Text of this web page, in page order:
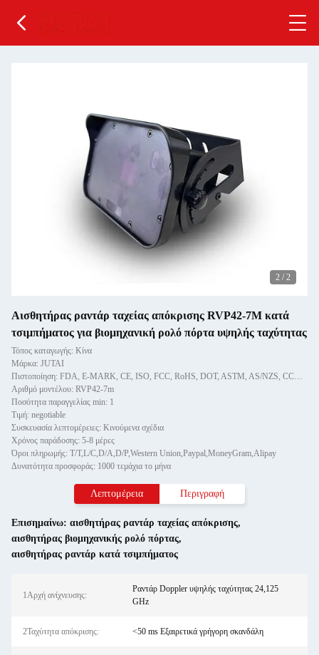
2 / 2
Αισθητήρας ραντάρ ταχείας απόκρισης RVP42-7M κατά
τσιμπήματος για βιομηχανική ρολό πόρτα υψηλής ταχύτητας
Τόπος καταγωγής: Κίνα
Μάρκα: JUTAI
Πιστοποίηση: FDA, E-MARK, CE, ISO, FCC, RoHS, DOT, ASTM, AS/NZS, CCC, GS
Αριθμό μοντέλου: RVP42-7m
Ποσότητα παραγγελίας min: 1
Τιμή: negotiable
Συσκευασία λεπτομέρειες: Κινούμενα σχέδια
Χρόνος παράδοσης: 5-8 μέρες
Όροι πληρωμής: T/T,L/C,D/A,D/P,Western Union,Paypal,MoneyGram,Alipay
Δυνατότητα προσφοράς: 1000 τεμάχια το μήνα
Λεπτομέρεια Περιγραφή
Επισημαίνω: αισθητήρας ραντάρ ταχείας απόκρισης,
αισθητήρας βιομηχανικής ρολό πόρτας,
αισθητήρας ραντάρ κατά τσιμπήματος
1Αρχή ανίχνευσης:
Ραντάρ Doppler υψηλής ταχύτητας 24,125
GHz
2Ταχύτητα απόκρισης: <50 ms Εξαιρετικά γρήγορη σκανδάλη